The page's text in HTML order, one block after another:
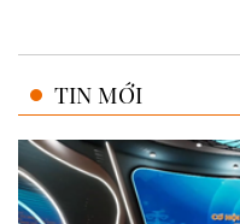
TIN MỚI